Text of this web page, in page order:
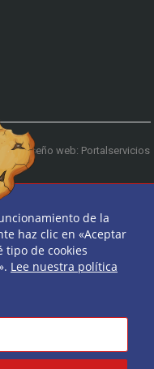
|Diseño web: Portalservicios
522
de la
haz clic en «Aceptar
tipo de cookies
Lee nuestra política